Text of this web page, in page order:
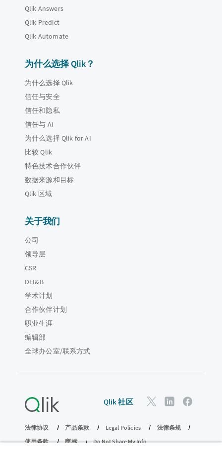
Qlik Answers
Qlik Predict
Qlik Automate
为什么选择 Qlik？
为什么选择 Qlik
信任与安全
信任和隐私
信任与 AI
为什么选择 Qlik for AI
比较 Qlik
特色技术合作伙伴
数据来源和目标
Qlik 区域
关于我们
公司
领导层
CSR
DEI&B
学术计划
合作伙伴计划
职业生涯
编辑部
全球办公室/联系方式
Qlik 社区
法律协议 产品条款 Legal Policies
法律条规
使用条款
商标
Do Not Share My Info